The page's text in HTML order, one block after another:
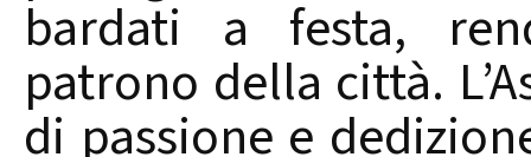
bardati a festa,
patrono della città.
di passione e